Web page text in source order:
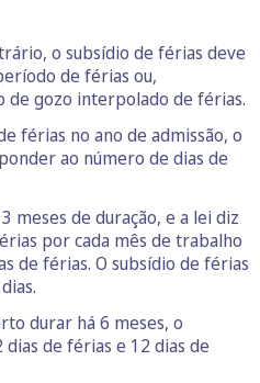
o subsídio de férias deve
de férias ou,
de gozo interpolado de férias.
férias no ano de admissão, o
ao número de dias de
meses de duração, e a lei diz
por cada mês de trabalho
de férias. O subsídio de férias
durar há 6 meses, o
de férias e 12 dias de